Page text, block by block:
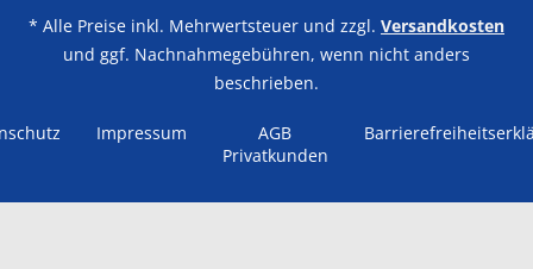
* Alle Preise inkl. Mehrwertsteuer und zzgl. Versandkosten
und ggf. Nachnahmegebühren, wenn nicht anders
beschrieben.
Impressum
AGB
Privatkunden